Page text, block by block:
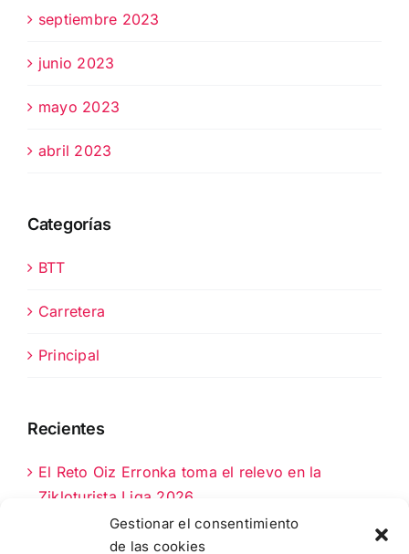
Gestionar el consentimiento
de las cookies
septiembre 2023
junio 2023
mayo 2023
abril 2023
Categorías
BTT
Carretera
Principal
Recientes
El Reto Oiz Erronka toma el relevo en la
Zikloturista Liga 2026
La Fernando Astorki 2026: 90 km clave en el